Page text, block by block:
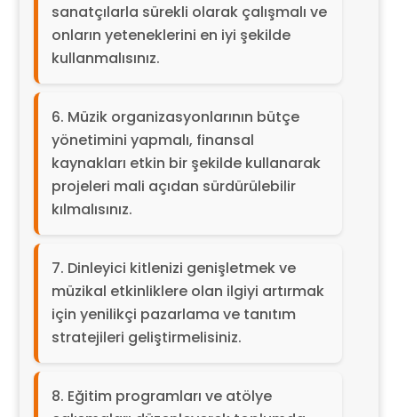
sanatçılarla sürekli olarak çalışmalı ve
onların yeteneklerini en iyi şekilde
kullanmalısınız.
Müzik organizasyonlarının bütçe
yönetimini yapmalı, finansal
kaynakları etkin bir şekilde kullanarak
projeleri mali açıdan sürdürülebilir
kılmalısınız.
Dinleyici kitlenizi genişletmek ve
müzikal etkinliklere olan ilgiyi artırmak
için yenilikçi pazarlama ve tanıtım
stratejileri geliştirmelisiniz.
Eğitim programları ve atölye